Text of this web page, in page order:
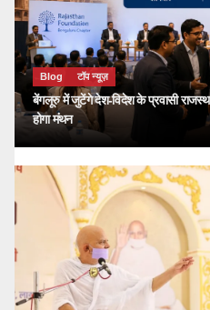
Blog टॉप न्यूज़
बेंगलूरु में जुटेंगे देश-विदेश के प्रवासी
होगा मंथन